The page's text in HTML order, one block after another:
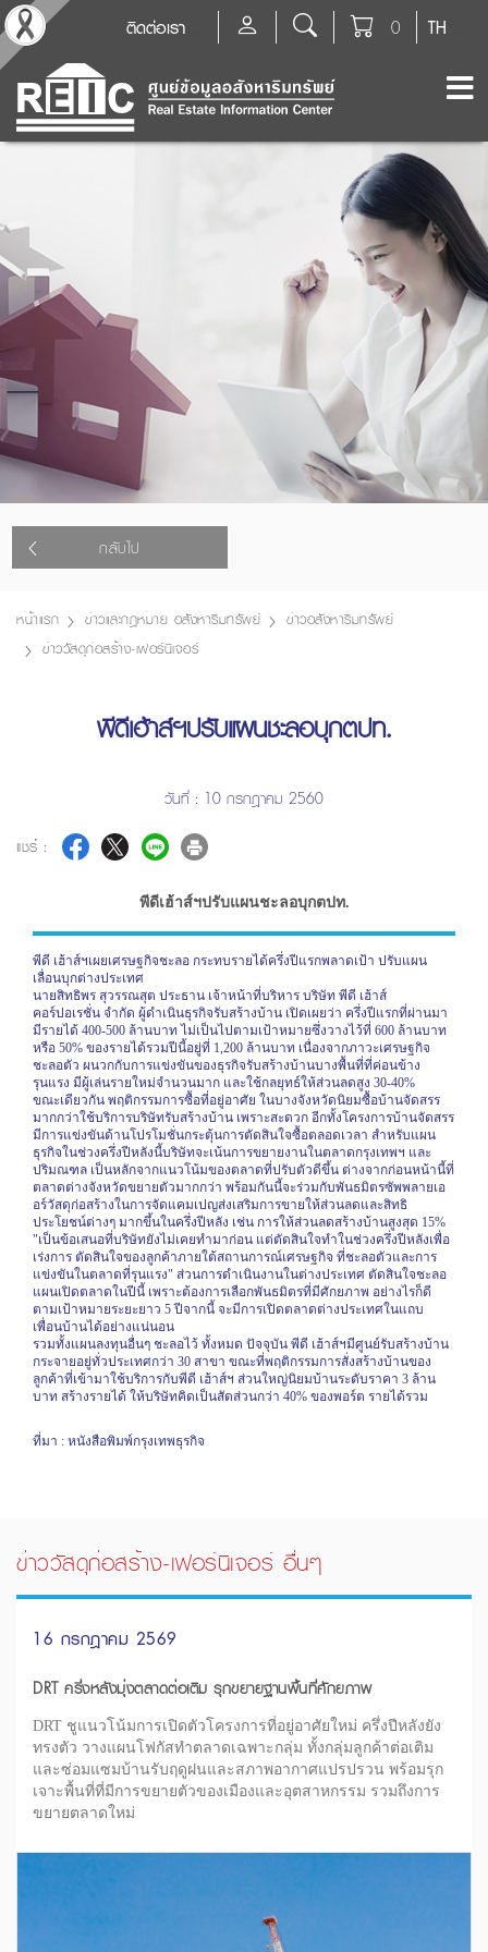
TH
0
ติดต่อเรา
กลับไป
หน้าแรก ข่าวและกฎหมาย อสังหาริมทรัพย์
ข่าวอสังหาริมทรัพย์
ข่าววัสดุก่อสร้าง-เฟอร์นิเจอร์
พีดีเฮ้าส์ฯปรับแผนชะลอบุกตปท.
วันที่ : 10 กรกฎาคม 2560
แชร์ :
พีดีเฮ้าส์ฯปรับแผนชะลอบุกตปท.
พีดี เฮ้าส์ฯเผยเศรษฐกิจชะลอ กระทบรายได้ครึ่งปีแรกพลาดเป้า ปรับแผน
เลื่อนบุกต่างประเทศ
นายสิทธิพร สุวรรณสุต ประธาน เจ้าหน้าที่บริหาร บริษัท พีดี เฮ้าส์
คอร์ปอเรชั่น จำกัด ผู้ดำเนินธุรกิจรับสร้างบ้าน เปิดเผยว่า ครึ่งปีแรกที่ผ่านมา
มีรายได้ 400-500 ล้านบาท ไม่เป็นไปตามเป้าหมายซึ่งวางไว้ที่ 600 ล้านบาท
หรือ 50% ของรายได้รวมปีนี้อยู่ที่ 1,200 ล้านบาท เนื่องจากภาวะเศรษฐกิจ
ชะลอตัว ผนวกกับการแข่งขันของธุรกิจรับสร้างบ้านบางพื้นที่ที่ค่อนข้าง
รุนแรง มีผู้เล่นรายใหม่จำนวนมาก และใช้กลยุทธ์ให้ส่วนลดสูง 30-40%
ขณะเดียวกัน พฤติกรรมการซื้อที่อยู่อาศัย ในบางจังหวัดนิยมซื้อบ้านจัดสรร
มากกว่าใช้บริการบริษัทรับสร้างบ้าน เพราะสะดวก อีกทั้งโครงการบ้านจัดสรร
มีการแข่งขันด้านโปรโมชั่นกระตุ้นการตัดสินใจซื้อตลอดเวลา สำหรับแผน
ธุรกิจในช่วงครึ่งปีหลังนี้บริษัทจะเน้นการขยายงานในตลาดกรุงเทพฯ และ
ปริมณฑล เป็นหลักจากแนวโน้มของตลาดที่ปรับตัวดีขึ้น ต่างจากก่อนหน้านี้ที่
ตลาดต่างจังหวัดขยายตัวมากกว่า พร้อมกันนี้จะร่วมกับพันธมิตรซัพพลายเอ
อร์วัสดุก่อสร้างในการจัดแคมเปญส่งเสริมการขายให้ส่วนลดและสิทธิ
ประโยชน์ต่างๆ มากขึ้นในครึ่งปีหลัง เช่น การให้ส่วนลดสร้างบ้านสูงสุด 15%
"เป็นข้อเสนอที่บริษัทยังไม่เคยทำมาก่อน แต่ตัดสินใจทำในช่วงครึ่งปีหลังเพื่อ
เร่งการ ตัดสินใจของลูกค้าภายใต้สถานการณ์เศรษฐกิจ ที่ชะลอตัวและการ
แข่งขันในตลาดที่รุนแรง" ส่วนการดำเนินงานในต่างประเทศ ตัดสินใจชะลอ
แผนเปิดตลาดในปีนี้ เพราะต้องการเลือกพันธมิตรที่มีศักยภาพ อย่างไรก็ดี
ตามเป้าหมายระยะยาว 5 ปีจากนี้ จะมีการเปิดตลาดต่างประเทศในแถบ
เพื่อนบ้านได้อย่างแน่นอน
รวมทั้งแผนลงทุนอื่นๆ ชะลอไว้ ทั้งหมด ปัจจุบัน พีดี เฮ้าส์ฯมีศูนย์รับสร้างบ้าน
กระจายอยู่ทั่วประเทศกว่า 30 สาขา ขณะที่พฤติกรรมการสั่งสร้างบ้านของ
ลูกค้าที่เข้ามาใช้บริการกับพีดี เฮ้าส์ฯ ส่วนใหญ่นิยมบ้านระดับราคา 3 ล้าน
บาท สร้างรายได้ ให้บริษัทคิดเป็นสัดส่วนกว่า 40% ของพอร์ต รายได้รวม
ที่มา : หนังสือพิมพ์กรุงเทพธุรกิจ
ข่าววัสดุก่อสร้าง-เฟอร์นิเจอร์ อื่นๆ
16 กรกฎาคม 2569
DRT ครึ่งหลังมุ่งตลาดต่อเติม รุกขยายฐานพื้นที่ศักยภาพ
DRT ชูแนวโน้มการเปิดตัวโครงการที่อยู่อาศัยใหม่ ครึ่งปีหลังยัง
ทรงตัว วางแผนโฟกัสทำตลาดเฉพาะกลุ่ม ทั้งกลุ่มลูกค้าต่อเติม
และซ่อมแซมบ้านรับฤดูฝนและสภาพอากาศแปรปรวน พร้อมรุก
เจาะพื้นที่ที่มีการขยายตัวของเมืองและอุตสาหกรรม รวมถึงการ
ขยายตลาดใหม่